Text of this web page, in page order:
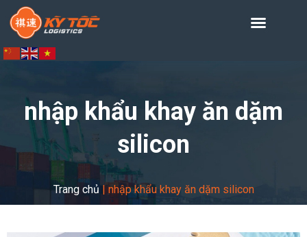
nhập khẩu khay ăn dặm
silicon
Trang chủ| nhập khẩu khay ăn dặm silicon